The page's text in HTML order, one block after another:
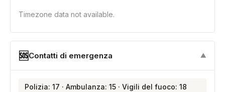
Timezone data not available.
🆘Contatti di emergenza ▼
Polizia: 17 · Ambulanza: 15 · Vigili del fuoco: 18